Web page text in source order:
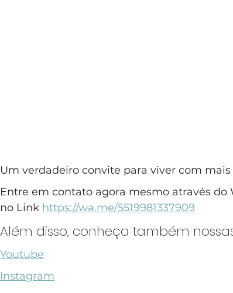
Um verdadeiro convite para viver com
Entre em contato agora mesmo através do
no Link https://wa.me/5519981337909
Além disso, conheça também
Youtube
Instagram